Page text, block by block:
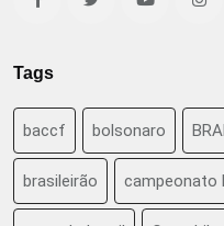
Tags
baccf bolsonaro
brasileirão campeonato